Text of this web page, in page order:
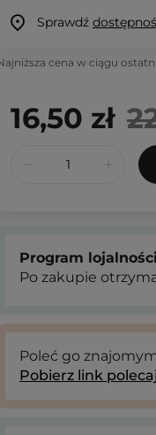
Sprawdź
cena w ciągu
16,50 zł
Program
Po zakupie
Poleć go
Pobierz link